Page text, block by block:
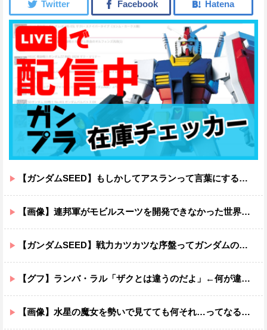
【ガンダムSEED】もしかしてアスランって言葉にするのが下手なだけでめっちゃいい人なのでは？
【画像】連邦軍がモビルスーツを開発できなかった世界線のガンダムｗｗｗｗｗｗｗ
【ガンダムSEED】戦力カツカツな序盤ってガンダムの中だと割と珍しい気がする
【グフ】ランバ・ラル「ザクとは違うのだよ」←何が違うの？
【画像】水星の魔女を勢いで見てても何それ…ってなる部分ｗｗｗｗｗｗｗｗ